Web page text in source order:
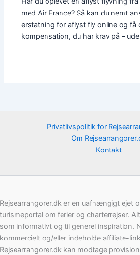
med Air France? Så kan du nemt
erstatning for aflyst fly online og få
kompensation, du har krav på –
Privatlivspolitik for
Om
Kontakt
Rejsearrangorer.dk er en uafhængigt ejet
turismeportal om ferier og charterrejser.
som informativt og til generel inspiration.
kommercielt og/eller indeholde affiliate-
Rejsearrangorer.dk kan modtage provision